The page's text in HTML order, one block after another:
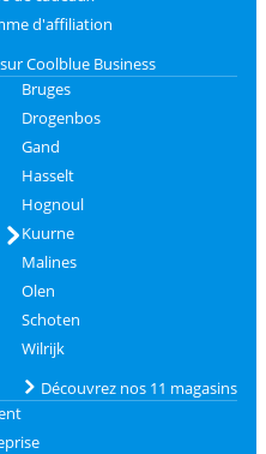
d'affiliation
Coolblue Business
Bruges
Drogenbos
Gand
Hasselt
Hognoul
Kuurne
Malines
Olen
Schoten
Wilrijk
Découvrez nos 11 magasins